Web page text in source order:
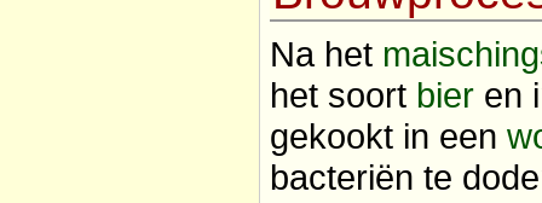
Na het
het soort bier en
gekookt in een
bacteriën te